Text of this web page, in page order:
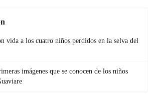
vida a los cuatro niños perdidos en la selva del
imágenes que se conocen de los niños